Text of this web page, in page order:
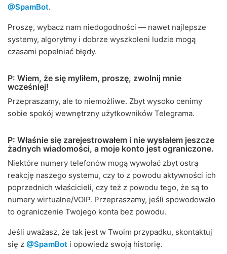
@SpamBot.
Proszę, wybacz nam niedogodności — nawet najlepsze
systemy, algorytmy i dobrze wyszkoleni ludzie mogą
czasami popełniać błędy.
P: Wiem, że się myliłem, proszę, zwolnij mnie
wcześniej!
Przepraszamy, ale to niemożliwe. Zbyt wysoko cenimy
sobie spokój wewnętrzny użytkowników Telegrama.
P: Właśnie się zarejestrowałem i nie wysłałem jeszcze
żadnych wiadomości, a moje konto jest ograniczone.
Niektóre numery telefonów mogą wywołać zbyt ostrą
reakcję naszego systemu, czy to z powodu aktywności ich
poprzednich właścicieli, czy też z powodu tego, że są to
numery wirtualne/VOIP. Przepraszamy, jeśli spowodowało
to ograniczenie Twojego konta bez powodu.
Jeśli uważasz, że tak jest w Twoim przypadku, skontaktuj
się z @SpamBot i opowiedz swoją historię.